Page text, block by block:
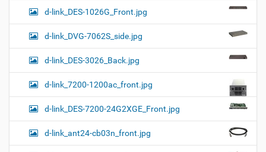
d-link_DES-1026G_Front.jpg
d-link_DVG-7062S_side.jpg
d-link_DES-3026_Back.jpg
d-link_7200-1200ac_front.jpg
d-link_DES-7200-24G2XGE_Front.jpg
d-link_ant24-cb03n_front.jpg